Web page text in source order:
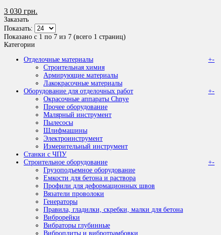
3 030 грн.
Заказать
Показать:
Показано с 1 по 7 из 7 (всего 1 страниц)
Категории
Отделочные материалы
+-
Строительная химия
Армирующие материалы
Лакокрасочные материалы
Оборудование для отделочных работ
+-
Окрасочные аппараты Chnye
Прочее оборудование
Малярный инструмент
Пылесосы
Шлифмашины
Электроинструмент
Измерительный инструмент
Станки с ЧПУ
Строительное оборудование
+-
Грузоподъемное оборудование
Емкости для бетона и раствора
Профили для деформационных швов
Вязатели проволоки
Генераторы
Правила, гладилки, скребки, малки для бетона
Виброрейки
Вибраторы глубинные
Виброплиты и вибротрамбовки